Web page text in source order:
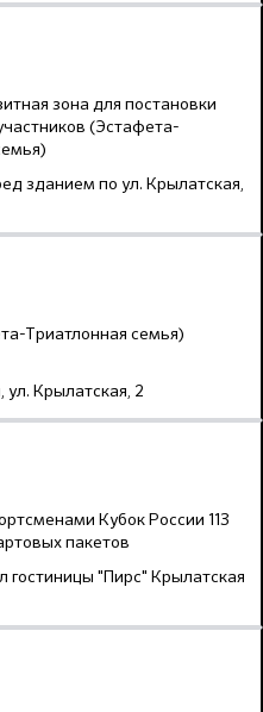
зона для постановки
(Эстафета-
зданием по ул. Крылатская,
Триатлонная семья)
ул. Крылатская, 2
Кубок России 113
пакетов
гостиницы "Пирс" Крылатская